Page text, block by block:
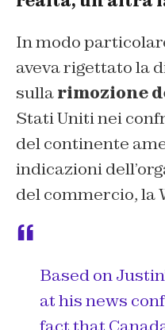
In modo
aveva rigettato la
sullarimozione
Stati Uniti nei
del continente
indicazioni
del commercio, la
Based on
at his news